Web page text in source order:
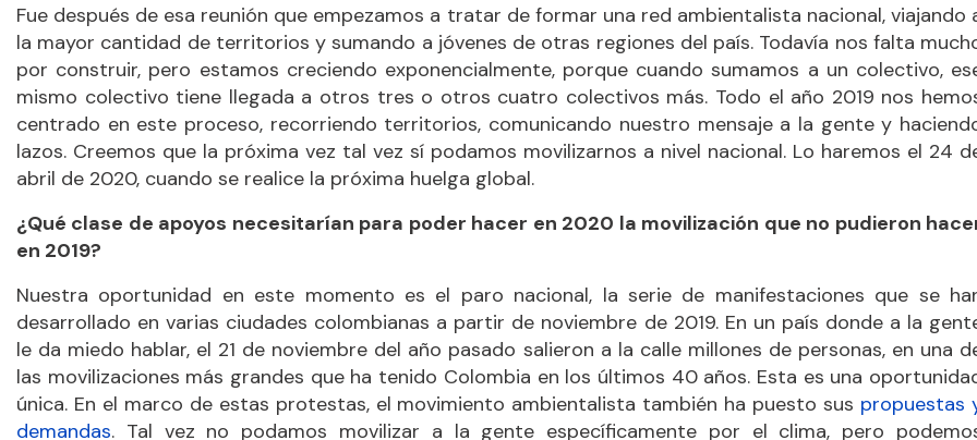
Fue después de esa reunión que empezamos a tratar de formar una red ambientalista nacional, viajando
la mayor cantidad de territorios y sumando a jóvenes de otras regiones del país. Todavía nos falta
por construir, pero estamos creciendo exponencialmente, porque cuando sumamos a un colectivo,
mismo colectivo tiene llegada a otros tres o otros cuatro colectivos más. Todo el año 2019 nos
centrado en este proceso, recorriendo territorios, comunicando nuestro mensaje a la gente y
lazos. Creemos que la próxima vez tal vez sí podamos movilizarnos a nivel nacional. Lo haremos el 24
abril de 2020, cuando se realice la próxima huelga global.
¿Qué clase de apoyos necesitarían para poder hacer en 2020 la movilización que no pudieron
en 2019?
Nuestra oportunidad en este momento es el paro nacional, la serie de manifestaciones que se
desarrollado en varias ciudades colombianas a partir de noviembre de 2019. En un país donde a la
le da miedo hablar, el 21 de noviembre del año pasado salieron a la calle millones de personas, en una
las movilizaciones más grandes que ha tenido Colombia en los últimos 40 años. Esta es una
única. En el marco de estas protestas, el movimiento ambientalista también ha puesto sus propuestas
demandas. Tal vez no podamos movilizar a la gente específicamente por el clima, pero